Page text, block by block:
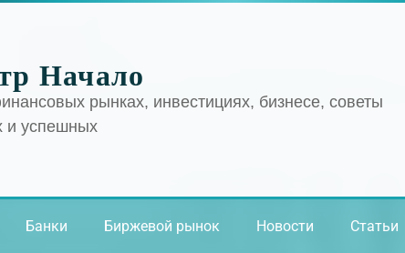
Начало
рынках, инвестициях, бизнесе, советы
и успешных
Банки Биржевой рынок Новости Статьи